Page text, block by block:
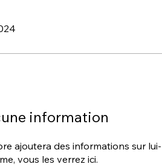
information
ajoutera des informations sur lui-
vous les verrez ici.